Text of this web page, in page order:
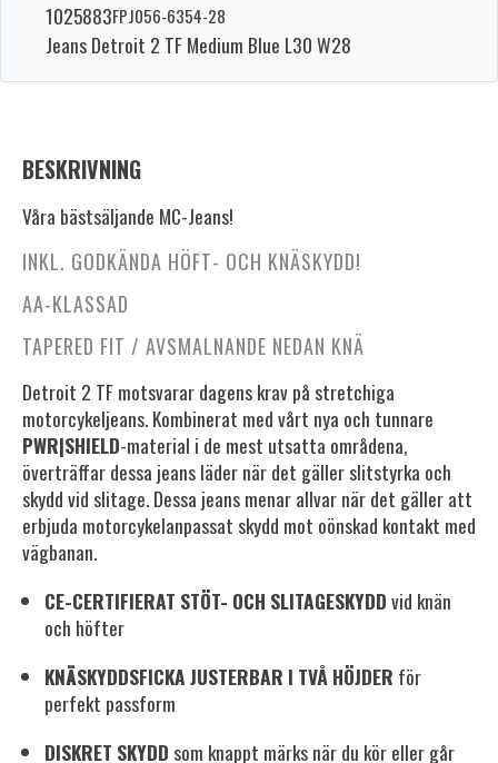
1025883FPJ056-6354-28
Jeans Detroit 2 TF Medium Blue L30 W28
BESKRIVNING
Våra bästsäljande MC-Jeans!
INKL. GODKÄNDA HÖFT- OCH KNÄSKYDD!
AA-KLASSAD
TAPERED FIT / AVSMALNANDE NEDAN KNÄ
Detroit 2 TF motsvarar dagens krav på stretchiga
motorcykeljeans. Kombinerat med vårt nya och tunnare
PWR|SHIELD-material i de mest utsatta områdena,
överträffar dessa jeans läder när det gäller slitstyrka och
skydd vid slitage. Dessa jeans menar allvar när det gäller att
erbjuda motorcykelanpassat skydd mot oönskad kontakt med
vägbanan.
CE-CERTIFIERAT STÖT- OCH SLITAGESKYDDvid knän
och höfter
KNÄSKYDDSFICKA JUSTERBAR I TVÅ HÖJDER för
perfekt passform
DISKRET SKYDD som knappt märks när du kör eller går